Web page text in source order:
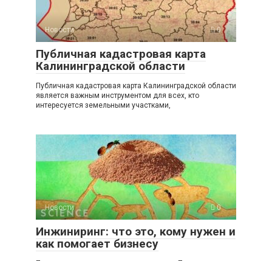
Новости 0
Публичная кадастровая карта
Калининградской области
Публичная кадастровая карта Калининградской области
является важным инструментом для всех, кто
интересуется земельными участками,
Новости 0
Инжиниринг: что это, кому нужен и
как помогает бизнесу